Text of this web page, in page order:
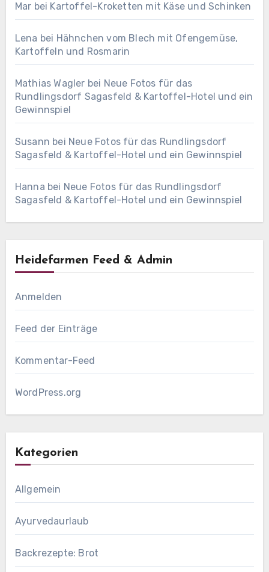
Mar bei Kartoffel-Kroketten mit Käse und Schinken
Lena bei Hähnchen vom Blech mit Ofengemüse,
Kartoffeln und Rosmarin
Mathias Wagler bei Neue Fotos für das
Rundlingsdorf Sagasfeld & Kartoffel-Hotel und ein
Gewinnspiel
Susann bei Neue Fotos für das Rundlingsdorf
Sagasfeld & Kartoffel-Hotel und ein Gewinnspiel
Hanna bei Neue Fotos für das Rundlingsdorf
Sagasfeld & Kartoffel-Hotel und ein Gewinnspiel
Heidefarmen Feed & Admin
Anmelden
Feed der Einträge
Kommentar-Feed
WordPress.org
Kategorien
Allgemein
Ayurvedaurlaub
Backrezepte: Brot